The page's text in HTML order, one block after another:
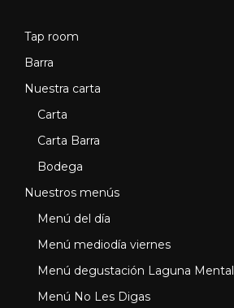
Tap room
Barra
Nuestra carta
Carta
Carta Barra
Bodega
Nuestros menús
Menú del día
Menú mediodía viernes
Menú degustación Laguna Mental
Menú No Les Digas